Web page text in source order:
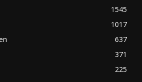
1545
1017
637
371
225